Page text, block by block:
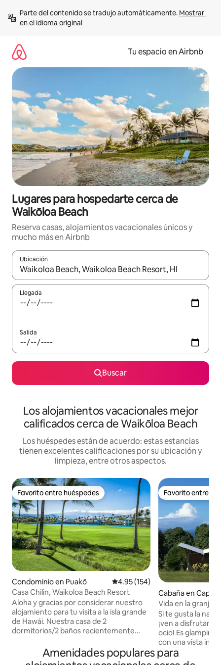
contenido
Parte del contenido se tradujo automáticamente. Mostrar
en el idioma original
Tu espacio en Airbnb
Lugares para hospedarte cerca de
Waikōloa Beach
Reserva casas, alojamientos vacacionales únicos y
mucho más en Airbnb
Ubicación
Cuando los resultados estén disponibles, podrás navegar
Llegada
Salida
Buscar
Los alojamientos vacacionales mejor
calificados cerca de Waikōloa Beach
Los huéspedes están de acuerdo: estas estancias
tienen excelentes calificaciones por su ubicación y
limpieza, entre otros aspectos.
Favorito entre huéspedes
Favorito entre huéspedes
Condominio en Puakō Calificación promedio: 4.95 de
4.95 (154)
Casa Chilin, Waikoloa Beach Resort
Aloha y gracias por considerar nuestro
alojamiento para tu visita a la isla grande
de Hawái. Nuestra casa de 2
dormitorios/2 baños recientemente
de tiendas (Kings/Queens Shops),
restaurantes, entretenimiento, A' Bay
Favorito entre
Favorito entre
Cabaña en
Vida en la granja
Truss de lujo!
Si te gusta la
¡ven a disfrutar
ocio! Es glamping
con una vista
un hotel) La
como se muestra
Amenidades populares para